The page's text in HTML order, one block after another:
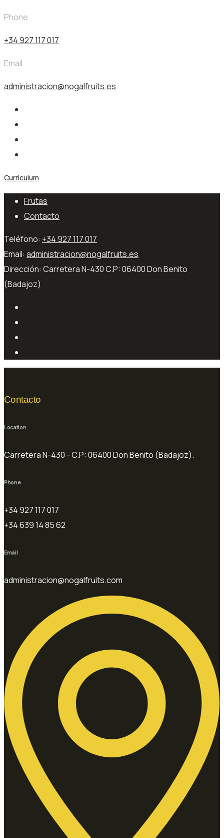
Phone
+34 927 117 017
Email
administracion@nogalfruits.es
Curriculum
Frutas
Contacto
Teléfono: +34 927 117 017
Email: administracion@nogalfruits.es
Dirección: Carretera N-430 C.P: 06400 Don Benito
(Badajoz)
Contacto
Location
Carretera N-430 - C.P: 06400 Don Benito (Badajoz).
Phone
+34 927 117 017
+34 639 14 85 62
Email
administracion@nogalfruits.com